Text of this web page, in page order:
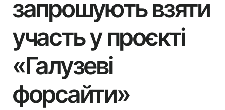
Вакансії
Етичний комітет
Антикорупційна програма
Команда керуючої компанії
Громадська Організація
запрошують взяти
участь у проєкті
«Галузеві
форсайти»